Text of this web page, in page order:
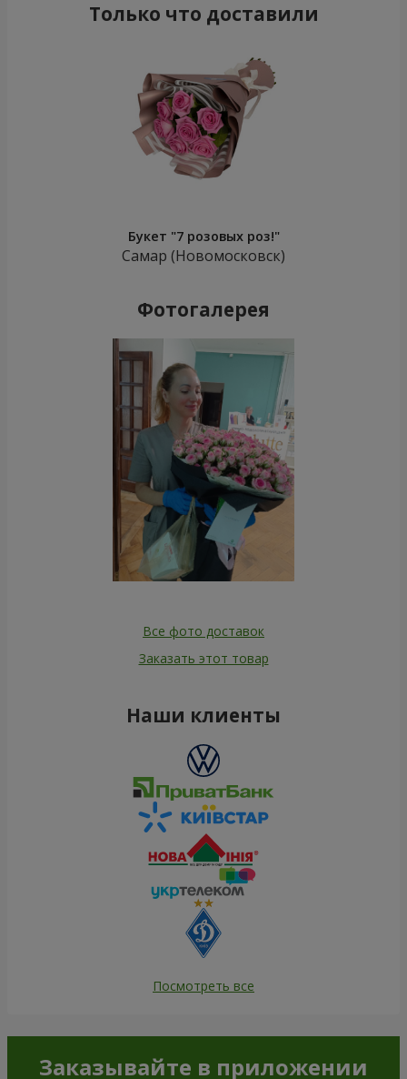
Только что доставили
Букет "7 розовых роз!"
Самар (Новомосковск)
Фотогалерея
Все фото доставок
Заказать этот товар
Наши клиенты
Посмотреть все
Заказывайте в приложении